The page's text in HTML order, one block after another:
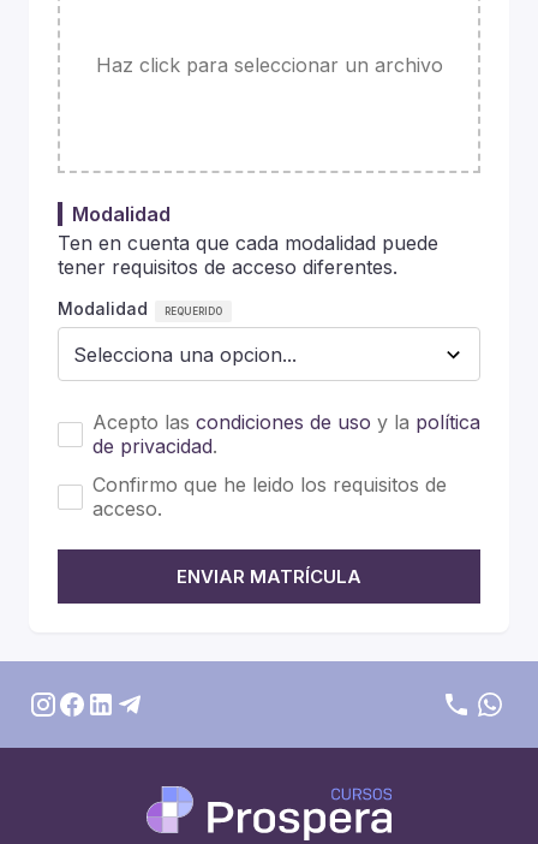
Haz click para seleccionar un archivo
Modalidad
Ten en cuenta que cada modalidad puede
tener requisitos de acceso diferentes.
Modalidad
Acepto las condiciones de uso y la política
de privacidad.
Confirmo que he leido los requisitos de
acceso.
ENVIAR MATRÍCULA